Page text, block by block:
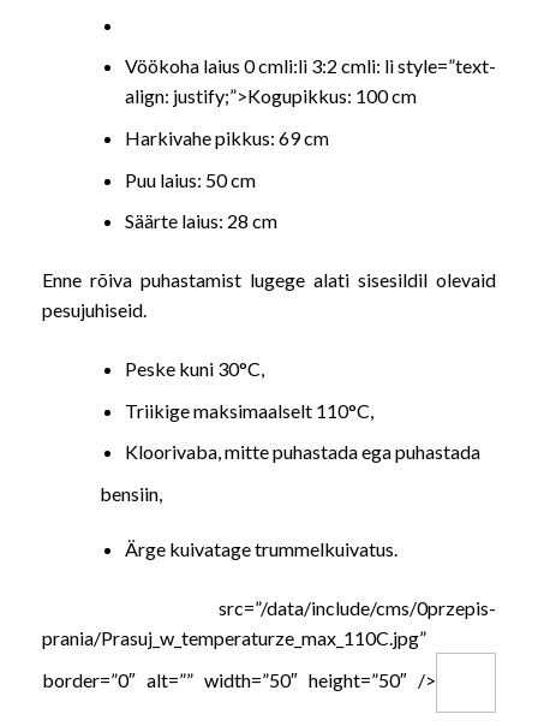
Vöökoha laius 0 cmli:li 3:2 cmli: li style=”text-
align: justify;”>Kogupikkus: 100 cm
Harkivahe pikkus: 69 cm
Puu laius: 50 cm
Säärte laius: 28 cm
Enne rõiva puhastamist lugege alati sisesildil olevaid
pesujuhiseid.
Peske kuni 30°C,
Triikige maksimaalselt 110°C,
Kloorivaba, mitte puhastada ega puhastada
bensiin,
Ärge kuivatage trummelkuivatus.
src=”/data/include/cms/0przepis-
prania/Prasuj_w_temperaturze_max_110C.jpg”
border=”0″ alt=”” width=”50″ height=”50″ />